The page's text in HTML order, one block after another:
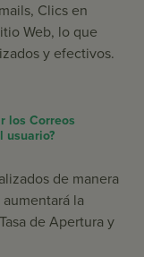
Clics en
Web, lo que
y efectivos.
los Correos
usuario?
de manera
la
de Apertura y